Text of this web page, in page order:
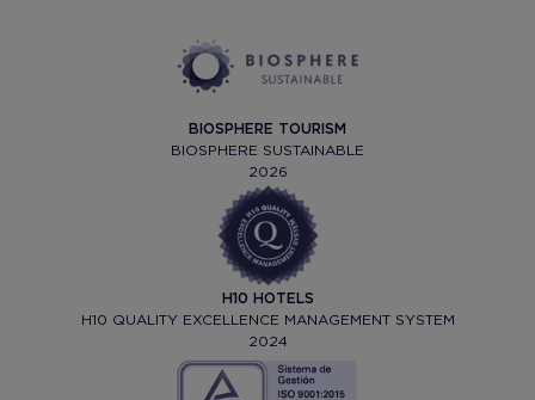
BIOSPHERE TOURISM
BIOSPHERE SUSTAINABLE
2026
H10 HOTELS
H10 QUALITY EXCELLENCE MANAGEMENT SYSTEM
2024